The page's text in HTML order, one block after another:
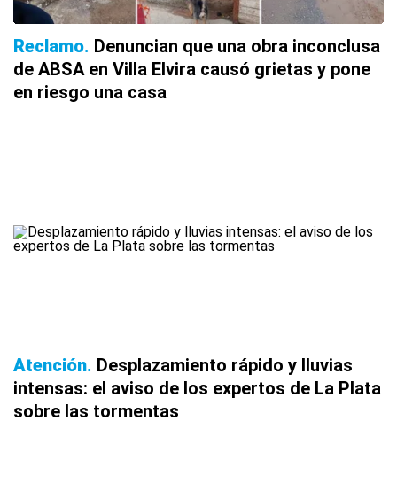
Reclamo Denuncian que una obra inconclusa
de ABSA en Villa Elvira causó grietas y pone
en riesgo una casa
Atención Desplazamiento rápido y lluvias
intensas: el aviso de los expertos de La Plata
sobre las tormentas